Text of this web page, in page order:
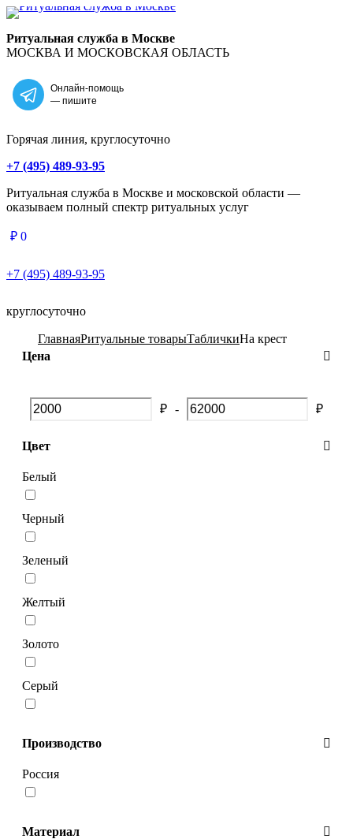
Главная
Ритуальная служба в Москве
МОСКВА И МОСКОВСКАЯ ОБЛАСТЬ
Онлайн-помощь
— пишите
Горячая линия, круглосуточно
+7 (495) 489-93-95
Ритуальная служба в Москве и московской области —
оказываем полный спектр ритуальных услуг
₽ 0
+7 (495) 489-93-95
круглосуточно
ГлавнаяРитуальные товарыТабличкиНа крест
Цена
₽ - ₽
Цвет
Белый
Черный
Зеленый
Желтый
Золото
Серый
Производство
Россия
Материал